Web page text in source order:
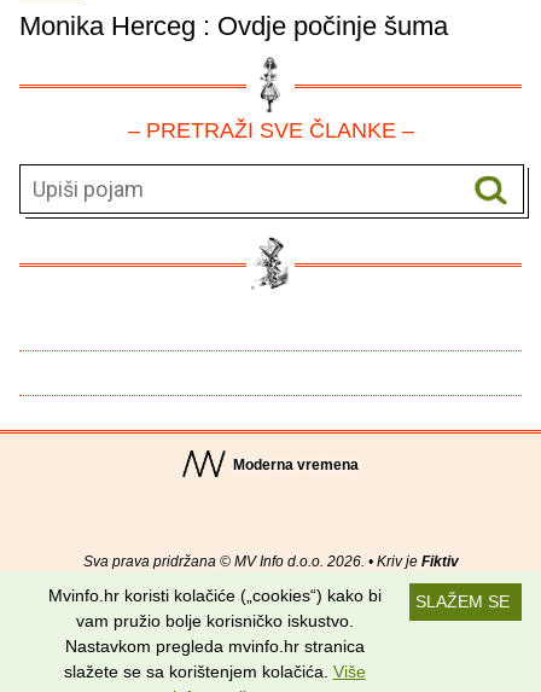
Monika Herceg : Ovdje počinje šuma
– PRETRAŽI SVE ČLANKE –
Moderna vremena
Sva prava pridržana © MV Info d.o.o. 2026. • Kriv je Fiktiv
O nama• Pomoć•Uvjeti korištenja•RSS kanali
Potraži nas na:
SLAŽEM SE
Mvinfo.hr koristi kolačiće („cookies“) kako bi
vam pružio bolje korisničko iskustvo.
Nastavkom pregleda mvinfo.hr stranica
slažete se sa korištenjem kolačića. Više